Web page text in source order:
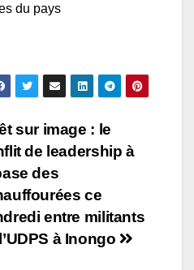
du pays
sur image : le
de leadership à
des
ce
entre militants
à Inongo